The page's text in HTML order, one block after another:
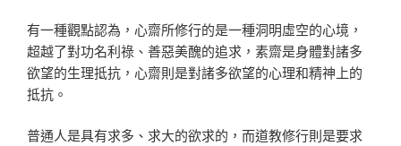
有一種觀點認為，心齋所修行的是一種洞明虛空的心境，
超越了對功名利祿、善惡美醜的追求，素齋是身體對諸多
欲望的生理抵抗，心齋則是對諸多欲望的心理和精神上的
抵抗。
普通人是具有求多、求大的欲求的，而道教修行則是要求